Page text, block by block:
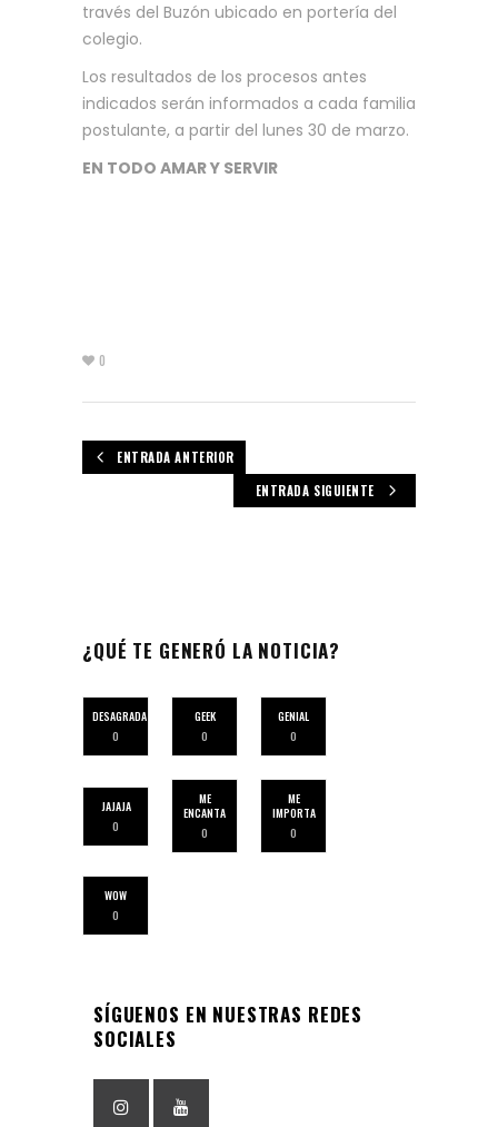
través del Buzón ubicado en portería del
colegio.
Los resultados de los procesos antes
indicados serán informados a cada familia
postulante, a partir del lunes 30 de marzo.
EN TODO AMAR Y SERVIR
0
ENTRADA ANTERIOR
ENTRADA SIGUIENTE
¿QUÉ TE GENERÓ LA NOTICIA?
DESAGRADA
0
GEEK
0
GENIAL
0
JAJAJA
0
ME
ENCANTA
0
ME
IMPORTA
0
WOW
0
SÍGUENOS EN NUESTRAS REDES
SOCIALES